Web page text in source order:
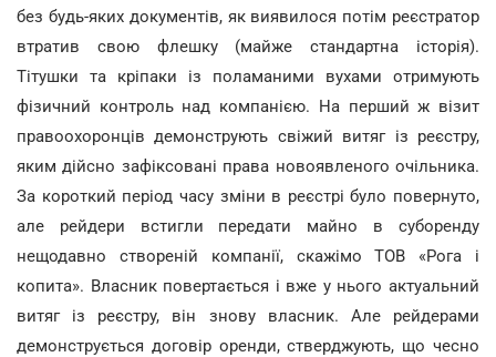
без будь-яких документів, як виявилося потім реєстратор
втратив свою флешку (майже стандартна історія).
Тітушки та кріпаки із поламаними вухами отримують
фізичний контроль над компанією. На перший ж візит
правоохоронців демонструють свіжий витяг із реєстру,
яким дійсно зафіксовані права новоявленого очільника.
За короткий період часу зміни в реєстрі було повернуто,
але рейдери встигли передати майно в суборенду
нещодавно створеній компанії, скажімо ТОВ «Рога і
копита». Власник повертається і вже у нього актуальний
витяг із реєстру, він знову власник. Але рейдерами
демонструється договір оренди, стверджують, що чесно